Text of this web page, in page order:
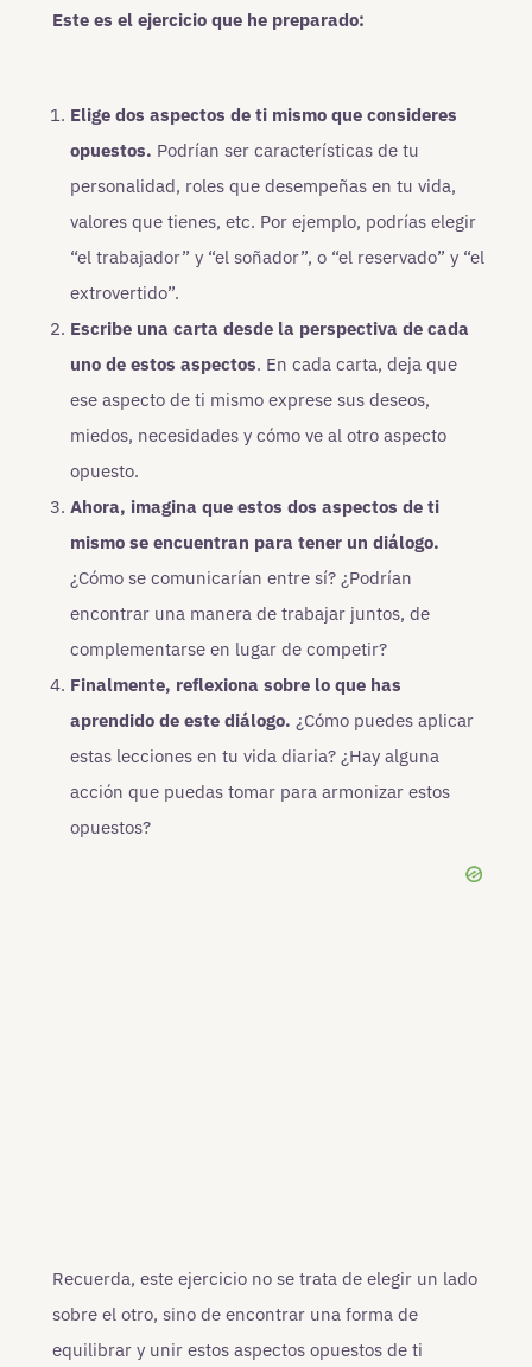
Este es el ejercicio que he preparado:
Elige dos aspectos de ti mismo que consideres
opuestos. Podrían ser características de tu
personalidad, roles que desempeñas en tu vida,
valores que tienes, etc. Por ejemplo, podrías elegir
“el trabajador” y “el soñador”, o “el reservado” y “el
extrovertido”.
Escribe una carta desde la perspectiva de cada
uno de estos aspectos. En cada carta, deja que
ese aspecto de ti mismo exprese sus deseos,
miedos, necesidades y cómo ve al otro aspecto
opuesto.
Ahora, imagina que estos dos aspectos de ti
mismo se encuentran para tener un diálogo.
¿Cómo se comunicarían entre sí? ¿Podrían
encontrar una manera de trabajar juntos, de
complementarse en lugar de competir?
Finalmente, reflexiona sobre lo que has
aprendido de este diálogo. ¿Cómo puedes aplicar
estas lecciones en tu vida diaria? ¿Hay alguna
acción que puedas tomar para armonizar estos
opuestos?
Recuerda, este ejercicio no se trata de elegir un lado
sobre el otro, sino de encontrar una forma de
equilibrar y unir estos aspectos opuestos de ti